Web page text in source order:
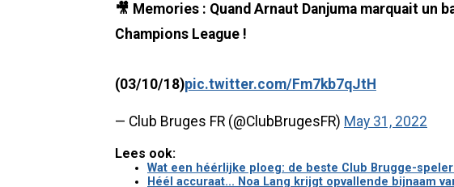
🎥 Memories : Quand Arnaut Danjuma marquait un
Champions League !
(03/10/18)pic.twitter.com/Fm7kb7qJtH
— Club Bruges FR (@ClubBrugesFR) May 31, 2022
Lees ook:
Wat een héérlijke ploeg: de beste Club Brugge-
Héél accuraat... Noa Lang krijgt opvallende bijnaam